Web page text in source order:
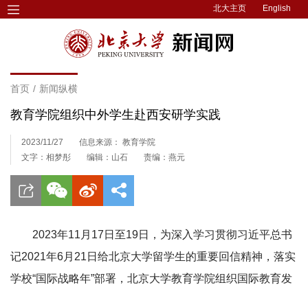
北大主页 English
首页 / 新闻纵横
​教育学院组织中外学生赴西安研学实践
2023/11/27
信息来源： 教育学院
文字：相梦彤
编辑：山石 责编：燕元
2023年11月17日至19日，为深入学习贯彻习近平总书
记2021年6月21日给北京大学留学生的重要回信精神，落实
学校“国际战略年”部署，北京大学教育学院组织国际教育发